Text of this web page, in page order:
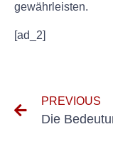
gewährleisten.
[ad_2]
PREVIOUS